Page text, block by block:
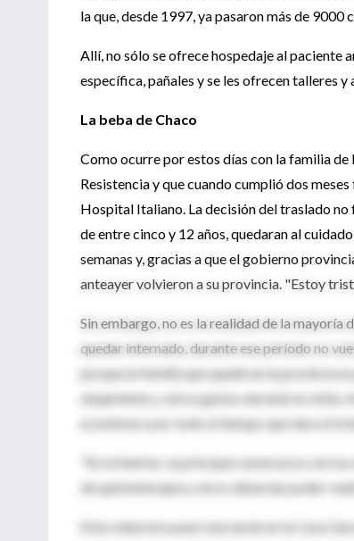
la que, desde 1997, ya pasaron más de 9000
Allí, no sólo se ofrece hospedaje al paciente
específica, pañales y se les ofrecen talleres
La beba de Chaco
Como ocurre por estos días con la familia
Resistencia y que cuando cumplió dos
Hospital Italiano. La decisión del traslado
de entre cinco y 12 años, quedaran al
semanas y, gracias a que el gobierno
anteayer volvieron a su provincia. "Estoy
Sin embargo, no es la realidad de la mayoría
quedar internado, durante ese período no
porque la familia que quedó en la provincia
alojamiento y otros gastos durante la visita.
económico por todo el tiempo que dure el
"En el interior, la principal carencia no son
de quimioterapia y otros deberían poder
Esta redactora pasó una tarde en la Casa